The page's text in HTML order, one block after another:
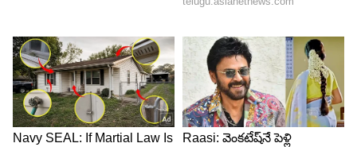
రీమిక్స్ సాంగ్ కాబట్టి సులభంగా షూట్ చేయొచ్చు అని
అనుకున్నా. కానీ దిగిన తర్వాతే లోతెంతో తెలిసింది.
చిరంజీవి గారు డ్యాన్స్ ని ఎంజాయ్ చేసినంతగా ఇంకెవరూ
ఎంజాయ్ చేశారు. అందుకే ఆయన మామూలు స్టెప్ వేసినా
10 రెట్లు బావుంటుంది.. మంచి స్టెప్ వేస్తే 100 రెట్లు